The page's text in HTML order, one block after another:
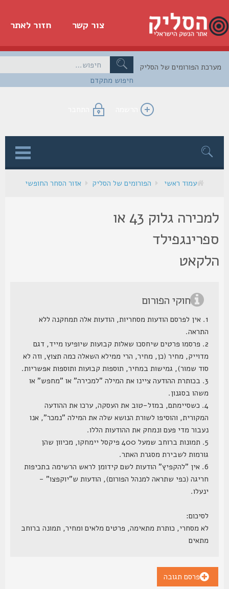
חזור לאתר צור קשר
חיפוש מתקדם
הפורומים של הסליק
הרשמה התחבר
עמוד ראשי הפורומים של הסליק אזור הסחר החופשי
למכירה גלוק 43 או
חוקי הפורום
1. אין לפרסם הודעות מסחריות, הודעות אלה תמחקנה ללא
התראה.
2. פרסמו פרטים שיחסכו שאלות קבועות שיופיעו מייד, דגם
מדוייק, מחיר (כן, מחיר, הרי ממילא השאלה כמה תצוץ, וזה לא
סוד שמור), גמישות במחיר, תוספות קבועות ותוספות אפשריות.
3. בכותרת ההודעה ציינו את המילה "למכירה" או "מחפש" או
משהו בסגנון.
4. כשסיימתם, במזל-טוב את העסקה, ערכו את ההודעה
המקורית, והוסיפו לשורת הנושא שלה את המילה "נמכר", אנו
נעבור מדי פעם ונמחק את ההודעות הללו.
5. תמונות ברוחב שמעל 400 פיקסל יימחקו, מכיוון שהן
גורמות לשבירת מסגרת האתר.
6. אין "להקפיץ" הודעות לשם קידומן לראש הרשימה בתכיפות
חריגה (כפי שתראה למנהל הפורום), הודעות ש"יוקפצו" -
ינעלו.
לסיכום:
לא מסחרי, כותרת מתאימה, פרטים מלאים ומחיר, תמונה ברוחב
מתאים
פרסם תגובה